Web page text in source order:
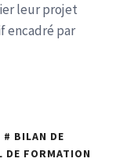
leur projet
encadré par
BILAN DE
DE FORMATION